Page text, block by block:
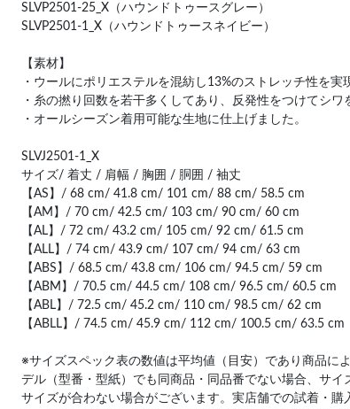
SLVP2501-25_X（ハウンドトゥースグレー）
SLVP2501-1_X（ハウンドトゥースネイビー）
【素材】
・ウールにポリエステルを混紡し13%のストレッチ性を実
・糸の撚り回数を若干多くしてあり、反発性をつけてシワ
・オールシーズン着用可能な生地に仕上げました。
SLVJ2501-1_X
サイズ/ 着丈 / 肩幅 / 胸囲 / 胴囲 / 袖丈
【AS】/ 68 cm/ 41.8 cm/ 101 cm/ 88 cm/ 58.5 cm
【AM】/ 70 cm/ 42.5 cm/ 103 cm/ 90 cm/ 60 cm
【AL】/ 72 cm/ 43.2 cm/ 105 cm/ 92 cm/ 61.5 cm
【ALL】/ 74 cm/ 43.9 cm/ 107 cm/ 94 cm/ 63 cm
【ABS】/ 68.5 cm/ 43.8 cm/ 106 cm/ 94.5 cm/ 59 cm
【ABM】/ 70.5 cm/ 44.5 cm/ 108 cm/ 96.5 cm/ 60.5 cm
【ABL】/ 72.5 cm/ 45.2 cm/ 110 cm/ 98.5 cm/ 62 cm
【ABLL】/ 74.5 cm/ 45.9 cm/ 112 cm/ 100.5 cm/ 63.5 cm
※サイズスペック表の数値は平均値（目安）であり商品に
デル（型番・型紙）でも同商品・同品番でない場合、サイ
サイズが合わない場合がございます。実店舗での試着・購